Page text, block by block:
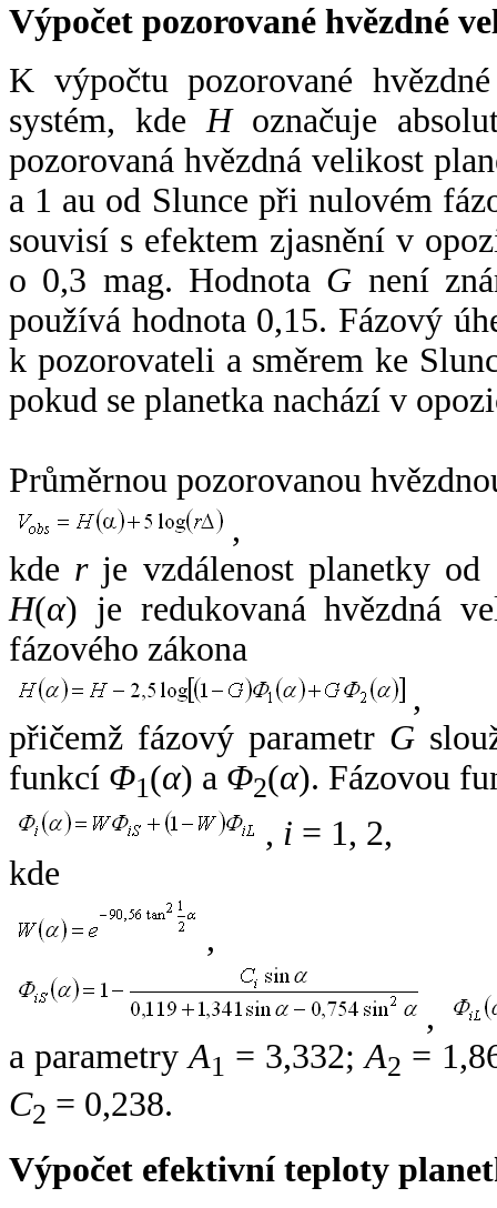
Výpočet pozorované hvězdné
K výpočtu pozorované
systém, kde Hoznačuje
pozorovaná hvězdná velikost
a 1 au od Slunce při nulovém
souvisí s efektem zjasnění v
o 0,3 mag. Hodnota G není
používá hodnota 0,15. Fázový
k pozorovateli a směrem ke
pokud se planetka nachází v
Průměrnou pozorovanou
,
kde rje vzdálenost planetky od
H(α) je redukovaná hvězdná
fázového zákona
,
přičemž fázový parametr G
funkcí Φ1(α) a Φ2(α). Fázovou
, i = 1, 2,
kde
,
,
a parametryA1 = 3,332;A2 =
C2 = 0,238.
Výpočet efektivní teploty